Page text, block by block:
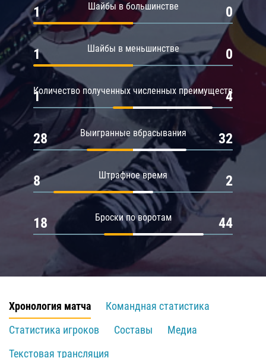
Шайбы в большинстве
1 0
Шайбы в меньшинстве
1 0
Количество полученных численных преимуществ
1 4
Выигранные вбрасывания
28 32
Штрафное время
8 2
Броски по воротам
18 44
Хронология матча
Командная статистика
Статистика игроков
Составы
Медиа
Текстовая трансляция